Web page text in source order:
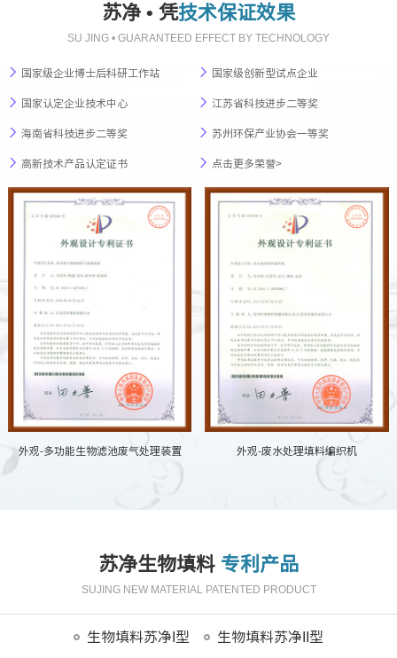
苏净 • 凭技术保证效果
SU JING • GUARANTEED EFFECT BY TECHNOLOGY
国家级企业博士后科研工作站 国家级创新型试点企业
国家认定企业技术中心 江苏省科技进步二等奖
海南省科技进步二等奖 苏州环保产业协会一等奖
高新技术产品认定证书 点击更多荣誉>
外观-多功能生物滤池废气处理装置 外观-废水处理填料编织机
苏净生物填料 专利产品
SUJING NEW MATERIAL PATENTED PRODUCT
生物填料苏净I型 生物填料苏净II型